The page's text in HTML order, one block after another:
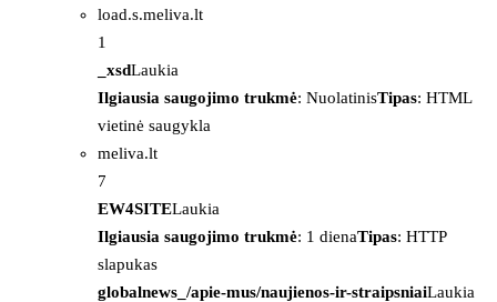
load.s.meliva.lt
1
_xsdLaukia
Ilgiausia saugojimo trukmė: NuolatinisTipas: HTML
vietinė saugykla
meliva.lt
7
EW4SITELaukia
Ilgiausia saugojimo trukmė: 1 dienaTipas: HTTP
slapukas
globalnews_/apie-mus/naujienos-ir-straipsniaiLaukia